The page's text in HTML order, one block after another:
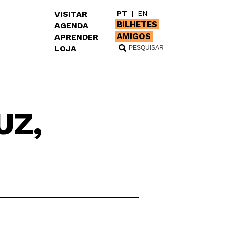
VISITAR
AGENDA
APRENDER
LOJA
PT | EN
BILHETES
AMIGOS